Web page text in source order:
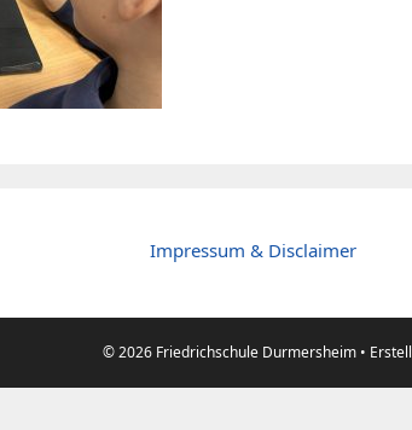
Impressum & Disclaimer
© 2026 Friedrichschule Durmersheim •